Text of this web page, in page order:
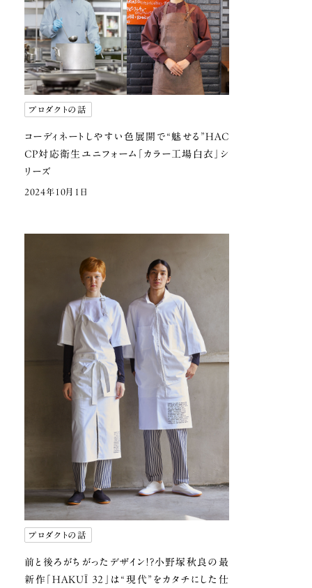
プロダクトの話
コーディネートしやすい色展開で “魅せる”HAC
CP対応衛生ユニフォーム
「カラー工場白衣」シ
リーズ
2024年10月1日
プロダクトの話
前と後ろがちがったデザイン!?小野塚秋良の最
新作「HAKUÏ 32」は “現代”をカタチにした仕